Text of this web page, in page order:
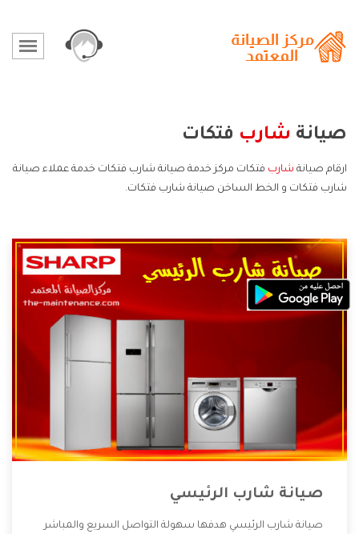
صيانة شارب فتكات
ارقام صيانة شارب فتكات مركز خدمة صيانة شارب فتكات خدمة عملاء صيانة
شارب فتكات و الخط الساخن صيانة شارب فتكات.
صيانة شارب الرئيسي
صيانة شارب الرئيسي هدفها سهولة التواصل السريع والمباشر